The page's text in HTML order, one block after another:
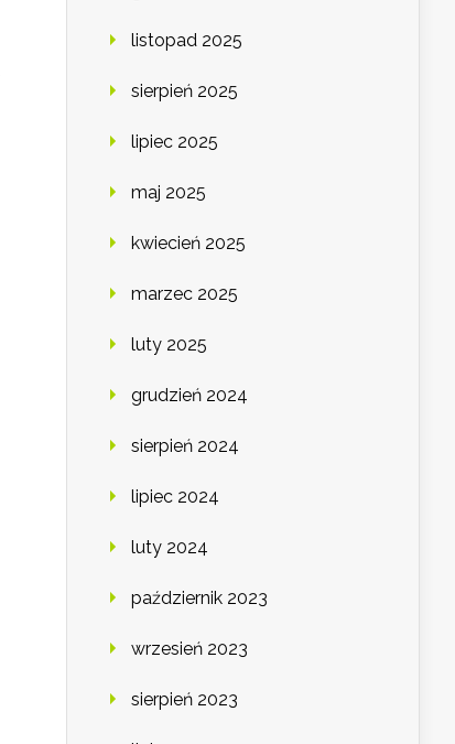
listopad 2025
sierpień 2025
lipiec 2025
maj 2025
kwiecień 2025
marzec 2025
luty 2025
grudzień 2024
sierpień 2024
lipiec 2024
luty 2024
październik 2023
wrzesień 2023
sierpień 2023